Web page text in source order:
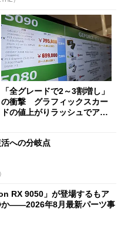
「全グレードで2～3割増し」
の衝撃 グラフィックスカー
ドの値上がりラッシュでアキ
活への分岐点
RX 9050」が登場するもア
か――2026年8月最新パーツ事